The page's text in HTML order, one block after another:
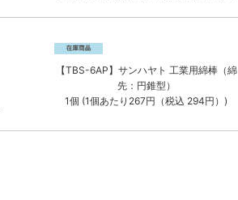
【TBS-6AP】サンハヤト 工業用綿棒（綿
先：円錐型）
1個 (1個あたり267円（税込 294円）)